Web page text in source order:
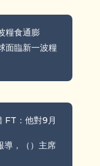
糧食通膨
面臨新一波糧
FT：他對9月
導，（）主席